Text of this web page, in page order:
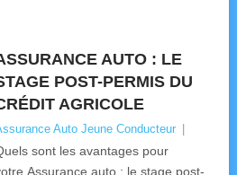
AUTO : LE
POST-PERMIS DU
AGRICOLE
Auto Jeune Conducteur
sont les avantages pour
Assurance auto : le stage post-